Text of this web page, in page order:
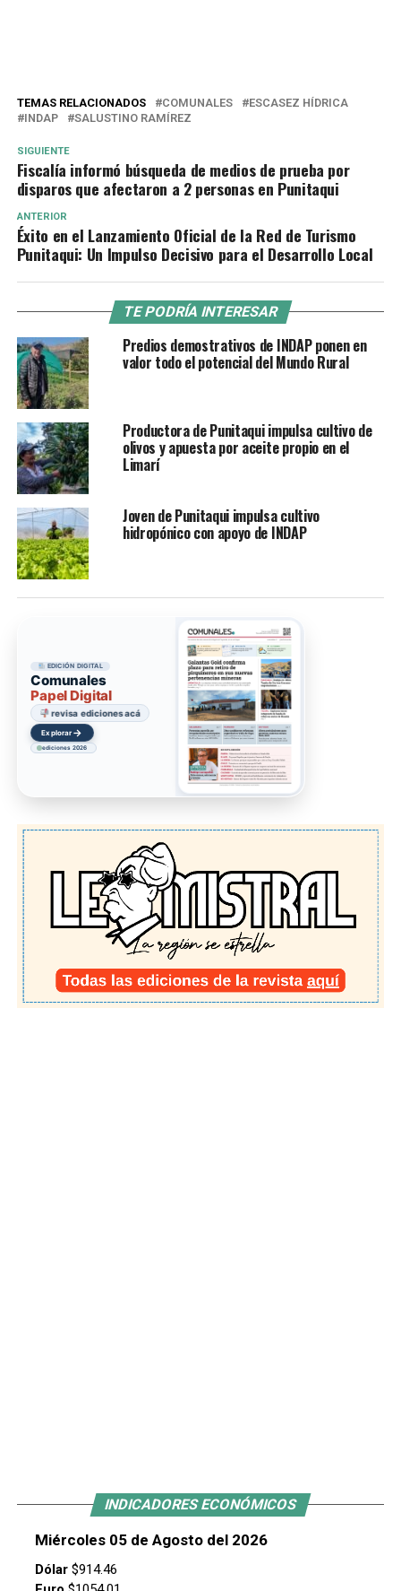
TEMAS RELACIONADOS COMUNALES
ESCASEZ HÍDRICA
INDAP
SALUSTINO RAMÍREZ
SIGUIENTE
Fiscalía informó búsqueda de medios de prueba por
disparos que afectaron a 2 personas en Punitaqui
ANTERIOR
Éxito en el Lanzamiento Oficial de la Red de Turismo
Punitaqui: Un Impulso Decisivo para el Desarrollo Local
TE PODRÍA INTERESAR
Predios demostrativos de INDAP ponen en
valor todo el potencial del Mundo Rural
Productora de Punitaqui impulsa cultivo de
olivos y apuesta por aceite propio en el
Limarí
Joven de Punitaqui impulsa cultivo
hidropónico con apoyo de INDAP
EDICIÓN DIGITAL
Comunales
Papel Digital
revisa ediciones acá
Explorar →
ediciones 2026
INDICADORES ECONÓMICOS
Miércoles 05 de Agosto del 2026
Dólar$914.46